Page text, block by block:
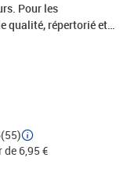
Pour les
qualité, répertorié et
au dos des reliures.
(55)
6,95 €